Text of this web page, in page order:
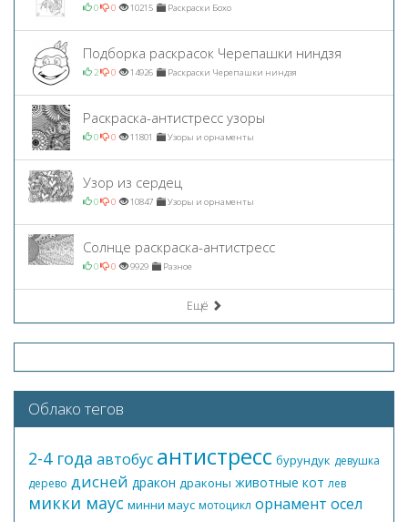
0 0 10215 Раскраски Бохо
Подборка раскрасок Черепашки ниндзя
2 0 14926 Раскраски Черепашки ниндзя
Раскраска-антистресс узоры
0 0 11801 Узоры и орнаменты
Узор из сердец
0 0 10847 Узоры и орнаменты
Солнце раскраска-антистресс
0 0 9929 Разное
Ещё
Облако тегов
2-4 года автобус антистресс бурундук девушка
дерево дисней дракон драконы животные кот лев
микки маус минни маус мотоцикл орнамент осел